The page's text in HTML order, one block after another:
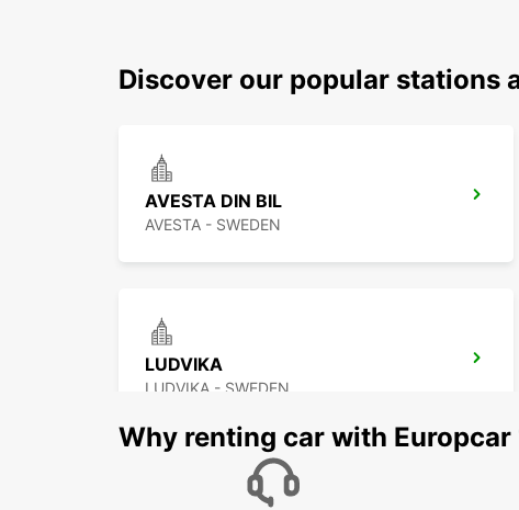
Discover our popular stations
AVESTA DIN BIL
AVESTA - SWEDEN
LUDVIKA
LUDVIKA - SWEDEN
Why renting car with Europcar